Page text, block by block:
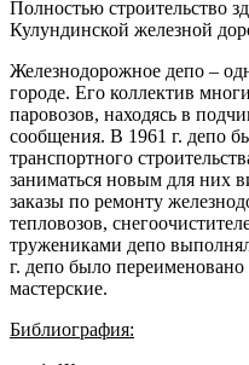
Полностью строительство
Кулундинской железной
Железнодорожное депо –
городе. Его коллектив
паровозов, находясь в
сообщения. В 1961 г. депо
транспортного
заниматься новым для них
заказы по ремонту
тепловозов,
тружениками депо
г. депо было
мастерские.
Библиография: